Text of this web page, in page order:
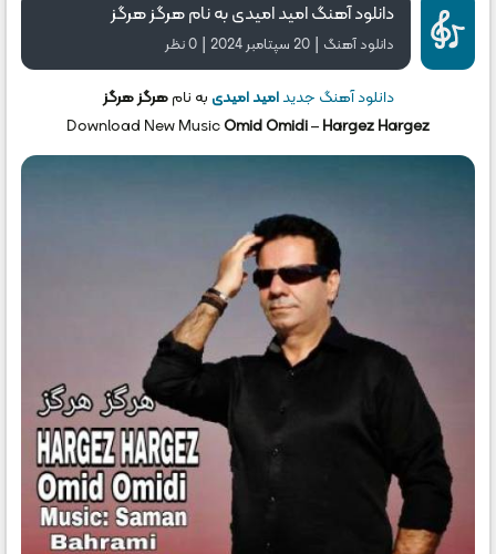
دانلود آهنگ امید امیدی به نام هرگز هرگز
دانلود آهنگ 20 سپتامبر 2024 0 نظر
دانلود آهنگ جدیدامید امیدی به نامهرگز هرگز
Download New MusicOmid Omidi–Hargez Hargez